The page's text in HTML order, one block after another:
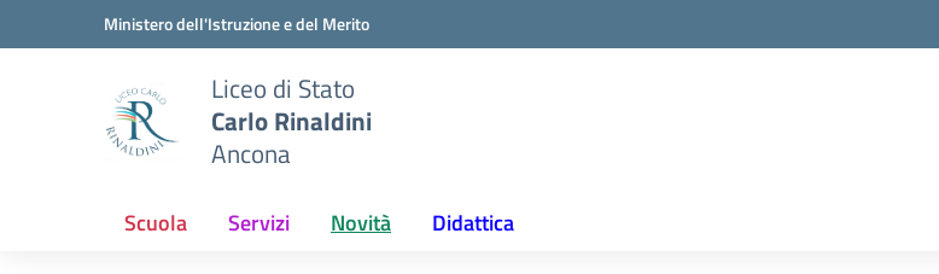
Vai ai contenuti
Vai al menu di navigazioneMinistero dell'Istruzione e del Merito
Liceo di Stato
Carlo Rinaldini
Ancona
Scuola Servizi Novità Didattica